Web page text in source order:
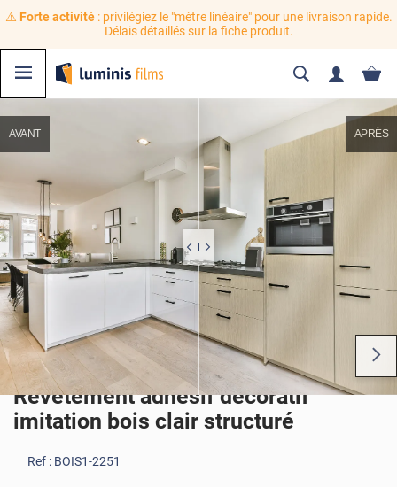
⚠️ Forte activité: privilégiez le "mètre linéaire" pour une livraison rapide.
Délais détaillés sur la fiche produit.
AVANT APRÈS
Revêtement adhésif décoratif
imitation bois clair structuré
Ref : BOIS1-2251